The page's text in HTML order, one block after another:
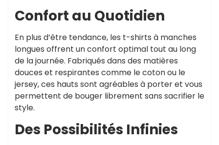
Confort au Quotidien
En plus d’être tendance, les t-shirts à manches
longues offrent un confort optimal tout au long
de la journée. Fabriqués dans des matières
douces et respirantes comme le coton ou le
jersey, ces hauts sont agréables à porter et vous
permettent de bouger librement sans sacrifier le
style.
Des Possibilités Infinies